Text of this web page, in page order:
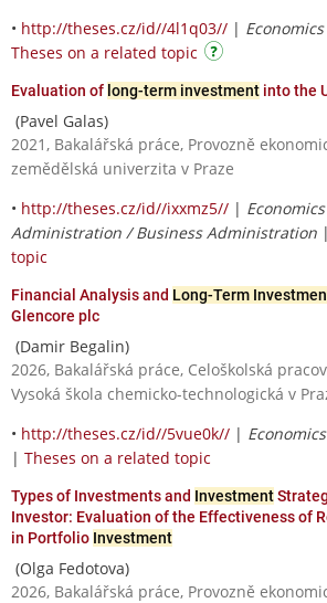
• http://theses.cz/id//4l1q03// |
Theses on a related topic
Evaluation of long-term investment into the
(Pavel Galas)
2021, Bakalářská práce, Provozně
zemědělská univerzita v Praze
• http://theses.cz/id//ixxmz5// |
Administration / Business Administration |
topic
Financial Analysis and Long-Term
Glencore plc
(Damir Begalin)
2026, Bakalářská práce, Celoškolská
Vysoká škola chemicko-technologická v
• http://theses.cz/id//5vue0k// |
| Theses on a related topic
Types of Investments and Investment
Investor: Evaluation of the Effectiveness of
in Portfolio Investment
(Olga Fedotova)
2026, Bakalářská práce, Provozně